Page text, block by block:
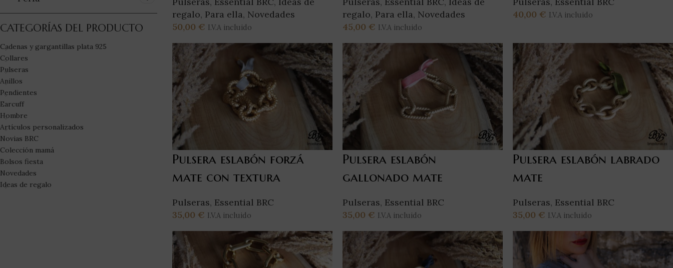
CATEGORÍAS DEL PRODUCTO
Cadenas y gargantillas plata 925
Collares
Pulseras
Anillos
Pendientes
Earcuff
Hombre
Artículos personalizados
Novias BRC
Colección mamá
Bolsos fiesta
Novedades
Ideas de regalo
regalo, Para ella, Novedades
50,00 € I.V.A incluido
regalo, Para ella, Novedades
45,00 € I.V.A incluido
40,00 € I.V.A incluido
Pulsera eslabón forzá
mate con textura
Pulseras, Essential BRC
35,00 € I.V.A incluido
Pulsera eslabón
gallonado mate
Pulseras, Essential BRC
35,00 € I.V.A incluido
Pulsera eslabón labrado
mate
Pulseras, Essential BRC
35,00 € I.V.A incluido